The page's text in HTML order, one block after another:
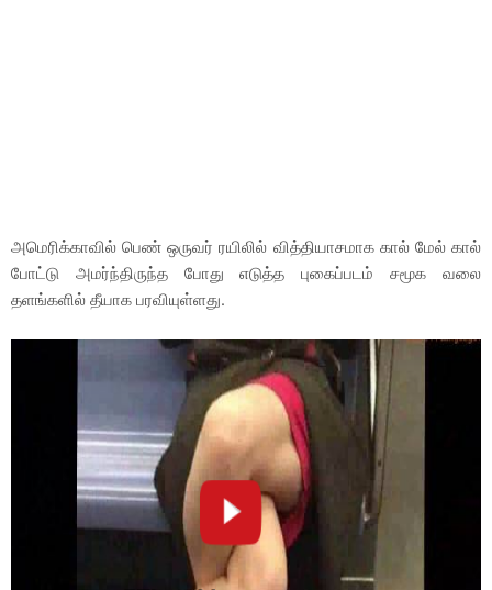
அமெரிக்காவில் பெண் ஒருவர் ரயிலில் வித்தியாசமாக கால் மேல் கால்
போட்டு அமர்ந்திருந்த போது எடுத்த புகைப்படம் சமூக வலை
தளங்களில் தீயாக பரவியுள்ளது.